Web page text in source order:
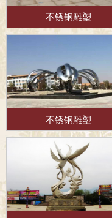
不锈钢雕塑
不锈钢雕塑